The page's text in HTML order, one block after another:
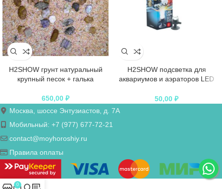
H2SHOW грунт натуральный
крупный песок + галька
650,00 ₽
H2SHOW подсветка для
аквариумов и аэраторов LED
50,00 ₽
Москва, шоссе Энтузиастов, д. 7А
Мобильный: +7 (977) 677-72-21
contact@moyhoroshiy.ru
Правила оплаты
0